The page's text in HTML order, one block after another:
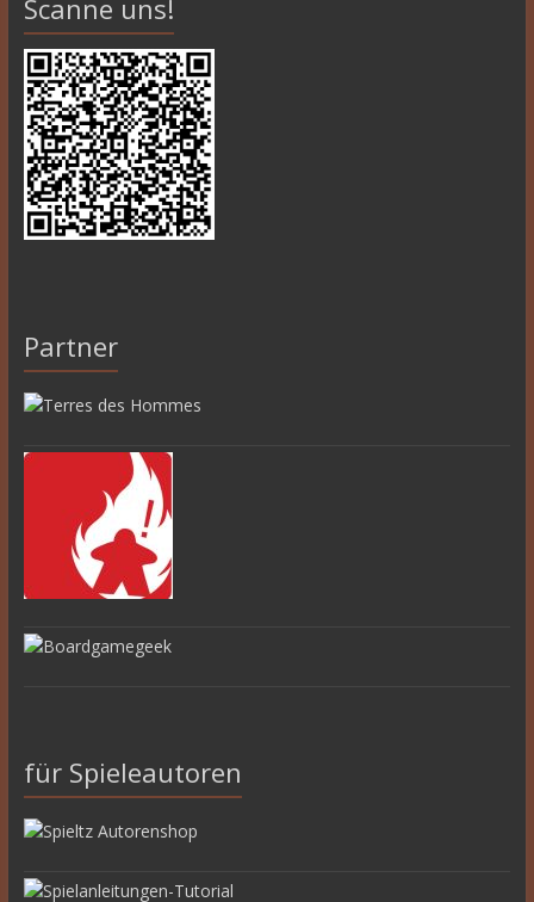
Scanne uns!
Partner
für Spieleautoren